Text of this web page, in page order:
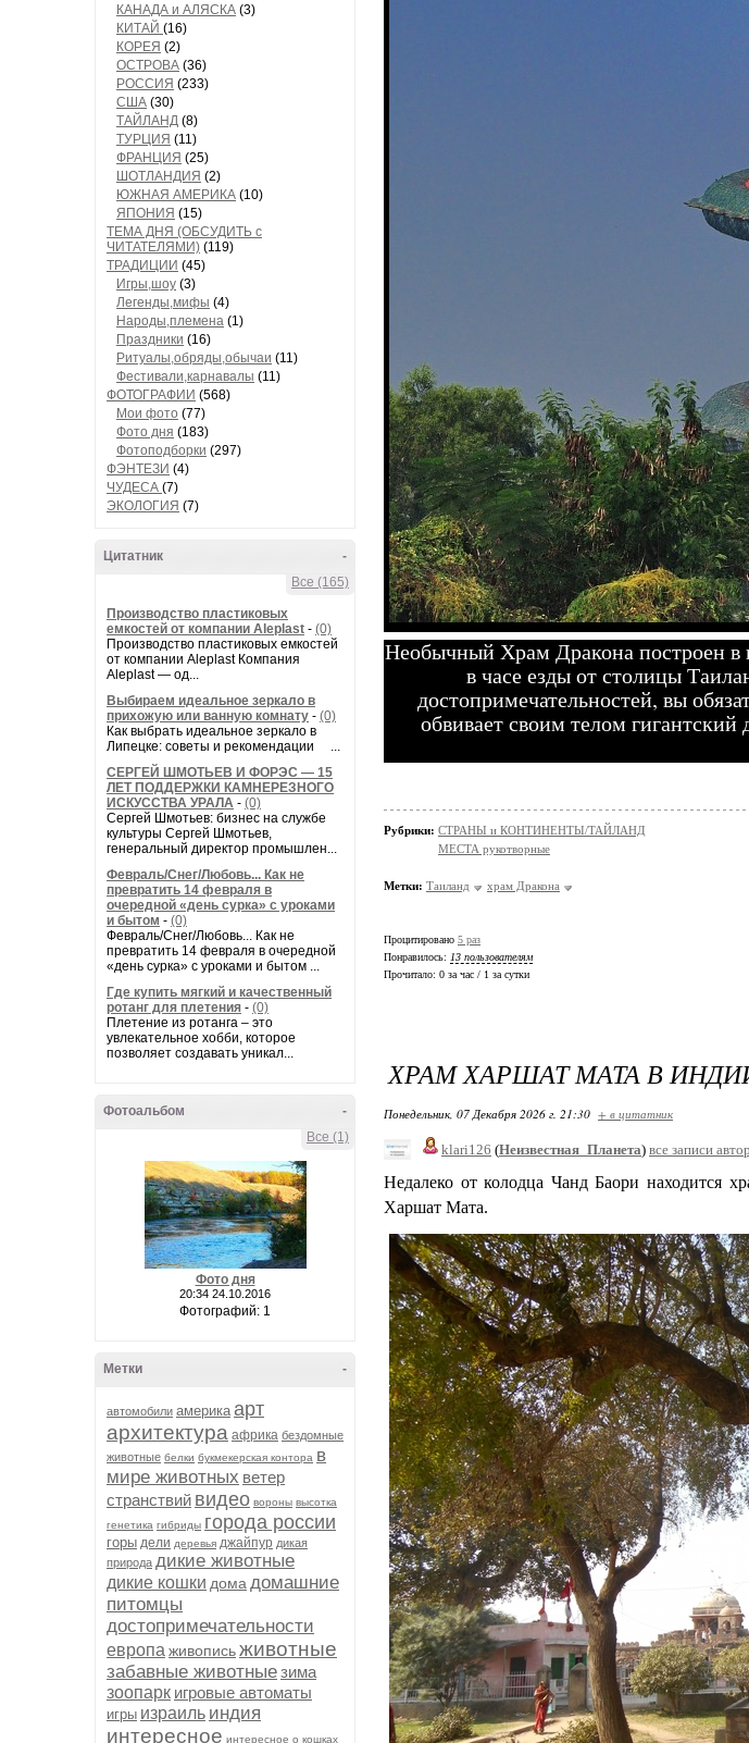
КАНАДА и АЛЯСКА (3)
КИТАЙ (16)
КОРЕЯ (2)
ОСТРОВА (36)
РОССИЯ (233)
США (30)
ТАЙЛАНД (8)
ТУРЦИЯ (11)
ФРАНЦИЯ (25)
ШОТЛАНДИЯ (2)
ЮЖНАЯ АМЕРИКА (10)
ЯПОНИЯ (15)
ТЕМА ДНЯ (ОБСУДИТЬ с
ЧИТАТЕЛЯМИ) (119)
ТРАДИЦИИ (45)
Игры,шоу (3)
Легенды,мифы (4)
Народы,племена (1)
Праздники (16)
Ритуалы,обряды,обычаи (11)
Фестивали,карнавалы (11)
ФОТОГРАФИИ (568)
Мои фото (77)
Фото дня (183)
Фотоподборки (297)
ФЭНТЕЗИ (4)
ЧУДЕСА (7)
ЭКОЛОГИЯ (7)
-
Цитатник
Все (165)
Производство пластиковых
емкостей от компании Aleplast - (0)
Производство пластиковых емкостей
от компании Aleplast Компания
Aleplast — од...
Выбираем идеальное зеркало в
прихожую или ванную комнату - (0)
Как выбрать идеальное зеркало в
Липецке: советы и рекомендации ...
СЕРГЕЙ ШМОТЬЕВ И ФОРЭС — 15
ЛЕТ ПОДДЕРЖКИ КАМНЕРЕЗНОГО
ИСКУССТВА УРАЛА - (0)
Сергей Шмотьев: бизнес на службе
культуры Сергей Шмотьев,
генеральный директор промышлен...
Февраль/Снег/Любовь... Как не
превратить 14 февраля в
очередной «день сурка» с уроками
и бытом - (0)
Февраль/Снег/Любовь... Как не
превратить 14 февраля в очередной
«день сурка» с уроками и бытом ...
Где купить мягкий и качественный
ротанг для плетения - (0)
Плетение из ротанга – это
увлекательное хобби, которое
позволяет создавать уникал...
-
Фотоальбом
Все (1)
Фото дня
20:34 24.10.2016
Фотографий: 1
-
Метки
автомобили америка арт
архитектура африка бездомные
животные белки букмекерская контора в
мире животных ветер
странствий видео вороны высотка
генетика гибриды города россии
горы дели деревья джайпур дикая
природа дикие животные
дикие кошки дома домашние
питомцы
достопримечательности
европа живописьживотные
забавные животныезима
зоопарк игровые автоматы
игры израиль индия
интересное интересное о кошках
Необычный Храм Дракона построен в
в часе езды от столицы
достопримечательностей, вы
обвивает своим телом
Рубрики: СТРАНЫ и КОНТИНЕНТЫ/ТАЙЛАНД
МЕСТА рукотворные
Метки: Таиланд храм Дракона
Процитировано 5 раз
Понравилось: 13 пользователям
Прочитало: 0 за час / 1 за сутки
ХРАМ ХАРШАТ МАТА В
Понедельник, 07 Декабря 2026 г. 21:30 + в цитатник
klari126 (Неизвестная_Планета) все записи
Недалеко от колодца Чанд Баори находится
Харшат Мата.